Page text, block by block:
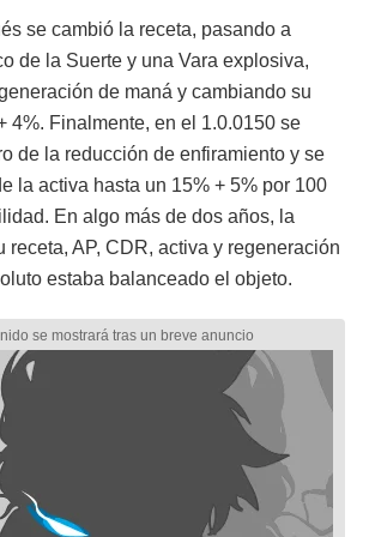
se cambió la receta, pasando a
de la Suerte y una Vara explosiva,
de maná y cambiando su
4%. Finalmente, en el 1.0.0150 se
de la reducción de enfiramiento y se
la activa hasta un 15% + 5% por 100
En algo más de dos años, la
receta, AP, CDR, activa y regeneración
estaba balanceado el objeto.